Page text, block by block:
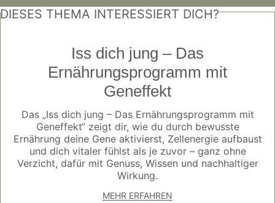
DIESES THEMA INTERESSIERT DICH?
Iss dich jung – Das
Ernährungsprogramm mit
Geneffekt
Das „Iss dich jung – Das Ernährungsprogramm mit
Geneffekt“ zeigt dir, wie du durch bewusste
Ernährung deine Gene aktivierst, Zellenergie aufbaust
und dich vitaler fühlst als je zuvor – ganz ohne
Verzicht, dafür mit Genuss, Wissen und nachhaltiger
Wirkung.
MEHR ERFAHREN